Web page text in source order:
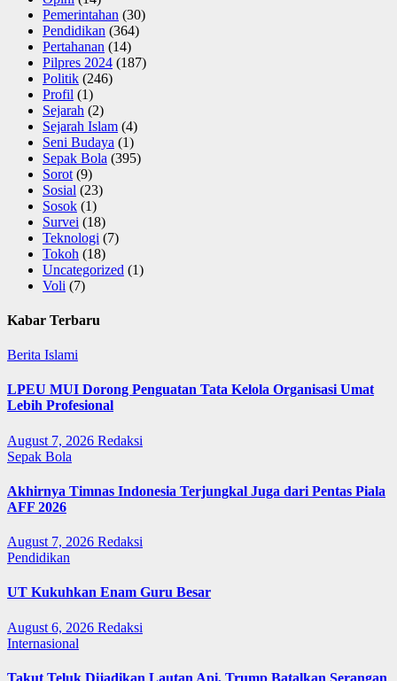
Pemerintahan (30)
Pendidikan (364)
Pertahanan (14)
Pilpres 2024 (187)
Politik (246)
Profil (1)
Sejarah (2)
Sejarah Islam (4)
Seni Budaya (1)
Sepak Bola (395)
Sorot (9)
Sosial (23)
Sosok (1)
Survei (18)
Teknologi (7)
Tokoh (18)
Uncategorized (1)
Voli (7)
Kabar Terbaru
Berita Islami
LPEU MUI Dorong Penguatan Tata Kelola Organisasi Umat
Lebih Profesional
August 7, 2026 Redaksi
Sepak Bola
Akhirnya Timnas Indonesia Terjungkal Juga dari Pentas Piala
AFF 2026
August 7, 2026 Redaksi
Pendidikan
UT Kukuhkan Enam Guru Besar
August 6, 2026 Redaksi
Internasional
Takut Teluk Dijadikan Lautan Api, Trump Batalkan Serangan